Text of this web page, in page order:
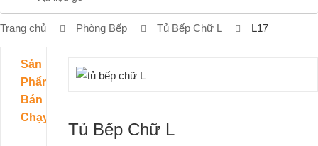
MỤC
Trang chủ Phòng Bếp Tủ Bếp Chữ L L17
Sản
Phẩm
Bán
Chạy
Tủ Bếp Chữ L